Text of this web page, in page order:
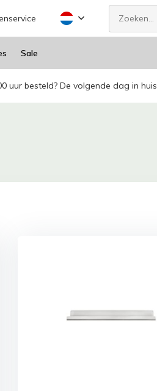
Sale
uur besteld? De volgende dag in